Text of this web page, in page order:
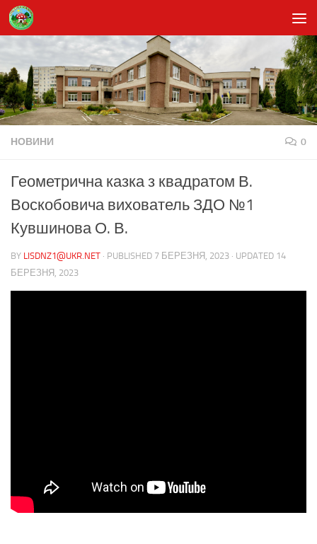
Skip to content
НОВИНИ 0
Геометрична казка з квадратом В.
Воскобовича вихователь ЗДО №1
Кувшинова О. В.
BY LISDNZ1@UKR.NET · PUBLISHED 7 БЕРЕЗНЯ, 2023 · UPDATED 14
БЕРЕЗНЯ, 2023